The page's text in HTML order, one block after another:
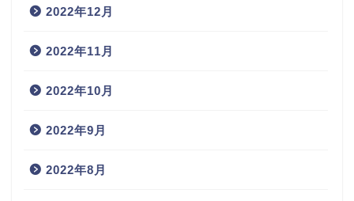
2022年12月
2022年11月
2022年10月
2022年9月
2022年8月